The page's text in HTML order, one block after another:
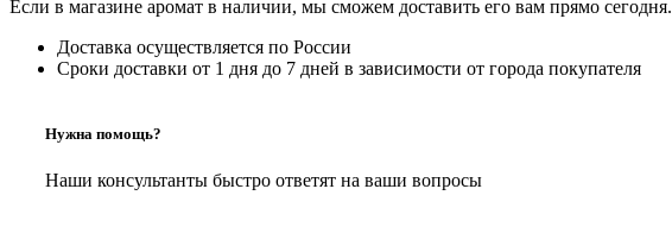
Если в магазине аромат в наличии, мы сможем доставить его вам прямо сегодня.
Доставка осуществляется по России
Сроки доставки от 1 дня до 7 дней в зависимости от города покупателя
Нужна помощь?
Наши консультанты быстро ответят на ваши вопросы